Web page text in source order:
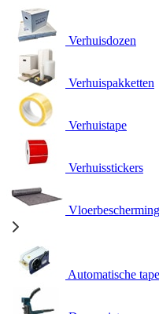
Verhuisdozen
Verhuispakketten
Verhuistape
Verhuisstickers
Vloerbescherming
Automatische